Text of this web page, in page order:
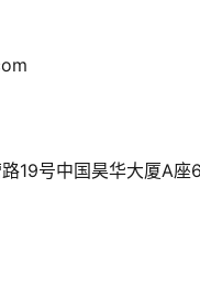
19号中国昊华大厦A座